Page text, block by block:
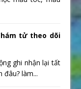
tử theo dõi
ghi nhận lại tất
đâu? làm...